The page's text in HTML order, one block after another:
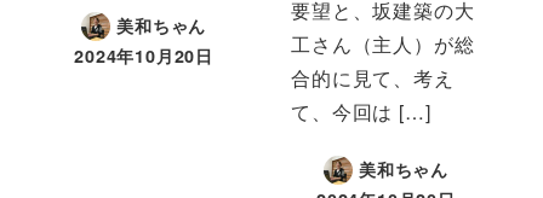
美和ちゃん
2024年10月20日
要望と、坂建築の大
工さん（主人）が総
合的に見て、考え
て、今回は […]
美和ちゃん